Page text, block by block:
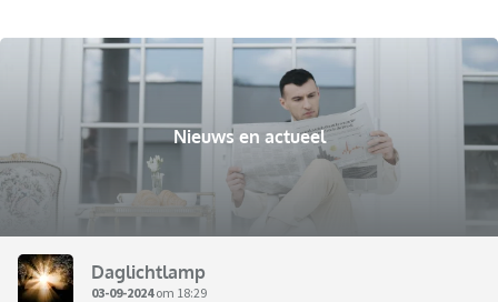
Nieuws en actueel
Daglichtlamp
03-09-2024om 18:29